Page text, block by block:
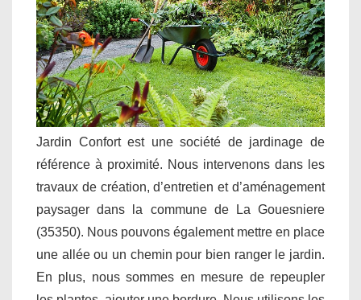
Jardin Confort est une société de jardinage de
référence à proximité. Nous intervenons dans les
travaux de création, d’entretien et d’aménagement
paysager dans la commune de La Gouesniere
(35350). Nous pouvons également mettre en place
une allée ou un chemin pour bien ranger le jardin.
En plus, nous sommes en mesure de repeupler